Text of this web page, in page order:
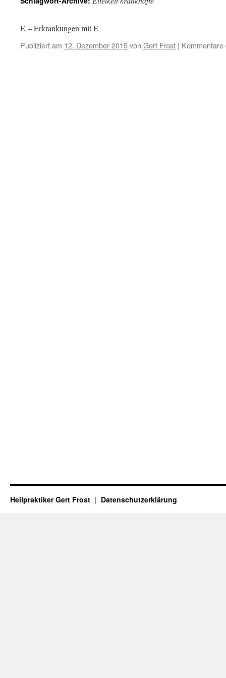
E – Erkrankungen mit E
Publiziert am 12. Dezember 2015von Gert Frost | Kommentare
Heilpraktiker Gert Frost Datenschutzerklärung